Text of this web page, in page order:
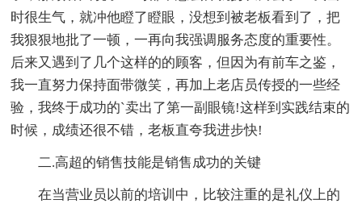
时很生气，就冲他瞪了瞪眼，没想到被老板看到了，把
我狠狠地批了一顿，一再向我强调服务态度的重要性。
后来又遇到了几个这样的的顾客，但因为有前车之鉴，
我一直努力保持面带微笑，再加上老店员传授的一些经
验，我终于成功的`卖出了第一副眼镜!这样到实践结束的
时候，成绩还很不错，老板直夸我进步快!
二.高超的销售技能是销售成功的关键
在当营业员以前的培训中，比较注重的是礼仪上的